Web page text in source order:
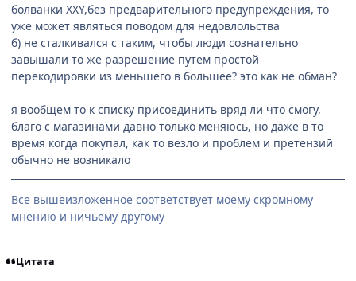
болванки XXY,без предварительного предупреждения, то
уже может являться поводом для недовлольства
б) не сталкивался с таким, чтобы люди сознательно
завышали то же разрешение путем простой
перекодировки из меньшего в большее? это как не обман?
я вообщем то к списку присоединить вряд ли что смогу,
благо с магазинами давно только меняюсь, но даже в то
время когда покупал, как то везло и проблем и претензий
обычно не возникало
Все вышеизложенное соответствует моему скромному
мнению и ничьему другому
Цитата